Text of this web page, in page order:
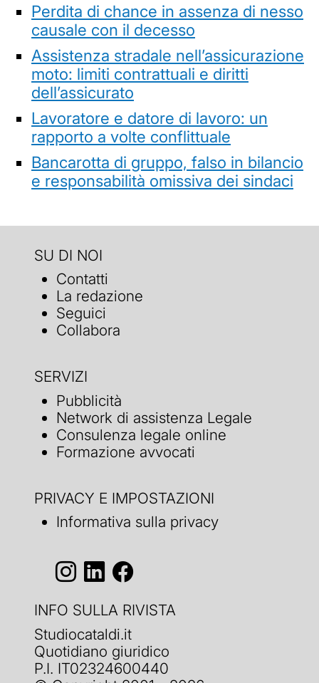
Perdita di chance in assenza di nesso
causale con il decesso
Assistenza stradale nell’assicurazione
moto: limiti contrattuali e diritti
dell’assicurato
Lavoratore e datore di lavoro: un
rapporto a volte conflittuale
Bancarotta di gruppo, falso in bilancio
e responsabilità omissiva dei sindaci
SU DI NOI
Contatti
La redazione
Seguici
Collabora
SERVIZI
Pubblicità
Network di assistenza Legale
Consulenza legale online
Formazione avvocati
PRIVACY E IMPOSTAZIONI
Informativa sulla privacy
INFO SULLA RIVISTA
Studiocataldi.it
Quotidiano giuridico
P.I. IT02324600440